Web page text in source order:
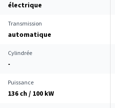
électrique
Transmission
automatique
Cylindrée
-
Puissance
136 ch / 100 kW